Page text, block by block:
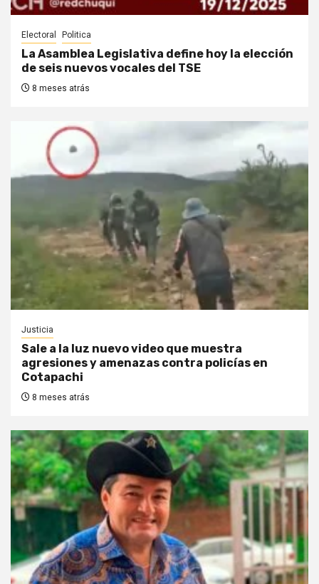
Electoral Politica
La Asamblea Legislativa define hoy la elección
de seis nuevos vocales del TSE
8 meses atrás
Justicia
Sale a la luz nuevo video que muestra
agresiones y amenazas contra policías en
Cotapachi
8 meses atrás